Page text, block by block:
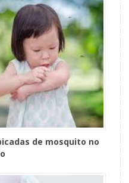
de mosquito no